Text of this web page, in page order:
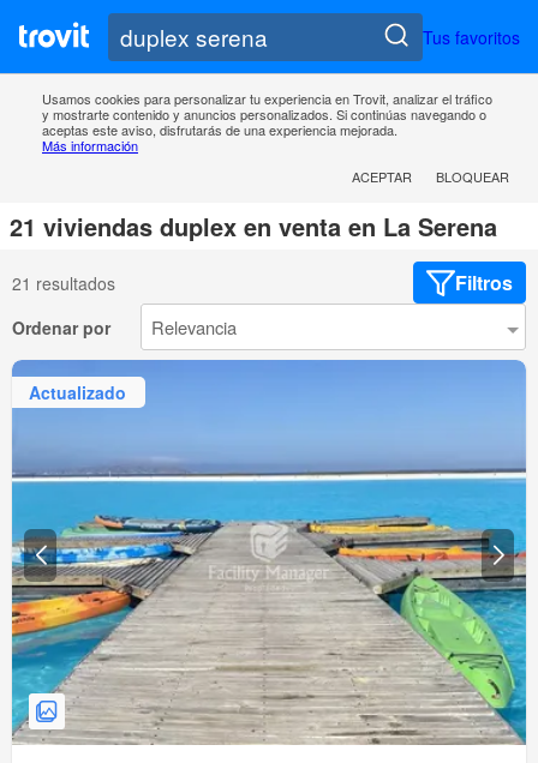
Tus favoritos
Usamos cookies para personalizar tu experiencia en Trovit, analizar el tráfico
y mostrarte contenido y anuncios personalizados. Si continúas navegando o
aceptas este aviso, disfrutarás de una experiencia mejorada.
Más información
ACEPTAR
BLOQUEAR
21 viviendas duplex en venta en La Serena
21 resultados Filtros
Ordenar por
Actualizado